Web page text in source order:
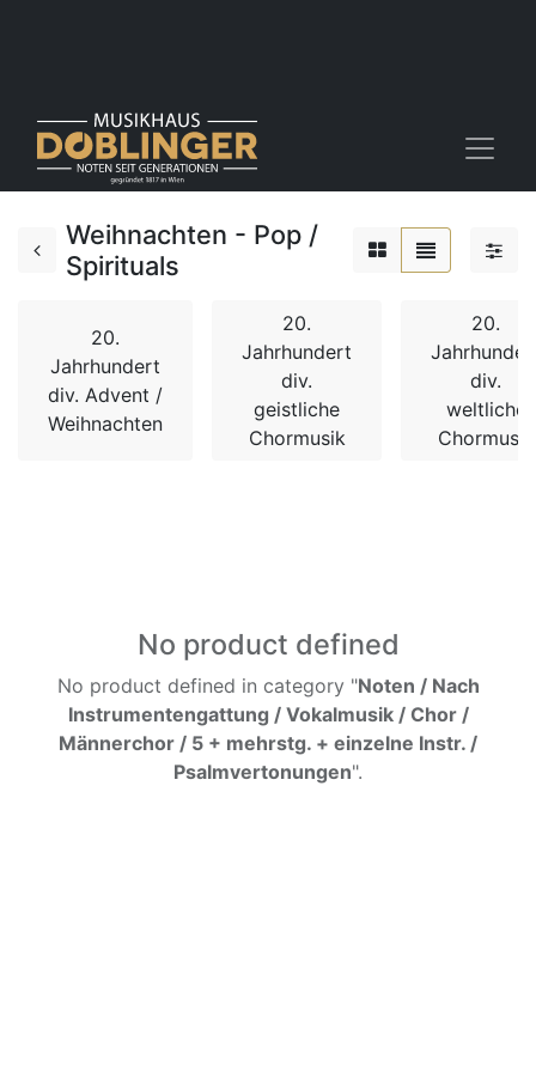
Weihnachten - Pop /
Spirituals
20.
Jahrhundert
div. Advent /
Weihnachten
20.
Jahrhundert
div.
geistliche
Chormusik
20.
div.
weltliche
Chormusik
No product defined
No product defined in category "Noten / Nach
Instrumentengattung / Vokalmusik / Chor /
Männerchor / 5 + mehrstg. + einzelne Instr. /
Psalmvertonungen".